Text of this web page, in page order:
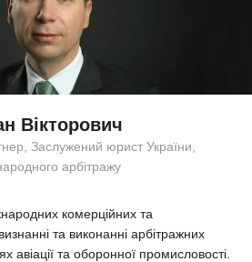
Вікторович
Заслужений юрист України,
арбітражу
комерційних та
та виконанні арбітражних
авіації та оборонної промисловості.